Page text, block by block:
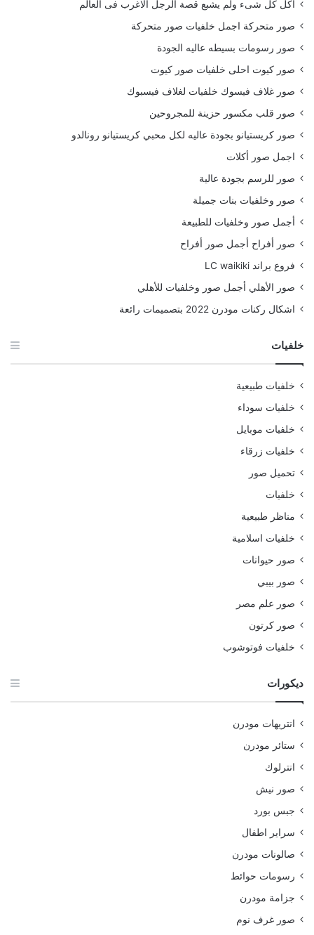
أكل كل شىء ولم يشبع قصة الرجل الاغرب فى العالم
صور متحركة اجمل خلفيات صور متحركة
صور رسومات بسيطه عاليه الجودة
صور كيوت احلى خلفيات صور كيوت
صور غلاف فيسوك خلفيات لغلاف فيسبوك
صور قلب مكسور حزينة للمجروحين
صور كريستيانو بجودة عاليه لكل محبي كريستيانو رونالدو
اجمل صور أكلات
صور للرسم بجودة عالية
صور وخلفيات بنات جميلة
أجمل صور وخلفيات للطبيعة
صور أفراح أجمل صور أفراح
فروع براند LC waikiki
صور الأهلي أجمل صور وخلفيات للأهلي
اشكال ركنات مودرن 2022 بتصميمات رائعة
خلفيات
خلفيات طبيعية
خلفيات سوداء
خلفيات موبايل
خلفيات زرقاء
تحميل صور
خلفيات
مناظر طبيعية
خلفيات اسلامية
صور حيوانات
صور بيبي
صور علم مصر
صور كرتون
خلفيات فوتوشوب
ديكورات
انتريهات مودرن
ستائر مودرن
انترلوك
صور نيش
جبس بورد
سراير اطفال
صالونات مودرن
رسومات حوائط
جزامة مودرن
صور غرف نوم